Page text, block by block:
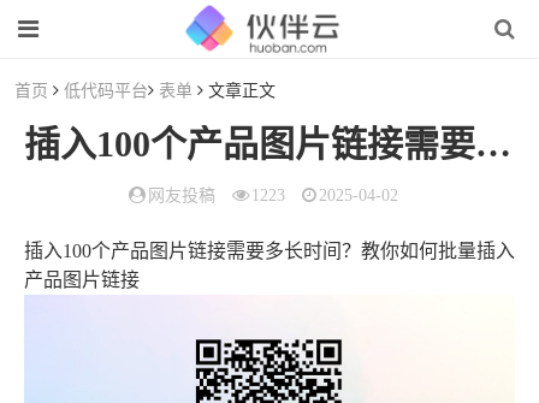
首页 低代码平台 表单 文章正文
插入100个产品图片链接需要多长时间？教你如何批量插入产品图片链接
网友投稿 1223 2025-04-02
插入100个产品图片链接需要多长时间？教你如何批量插入
产品图片链接